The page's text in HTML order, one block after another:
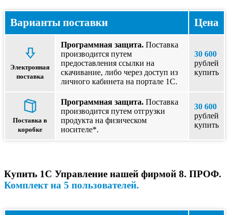
Варианты поставки Цена
Электронная
поставка
Программная защита. Поставка
производится путем
предоставления ссылки на
скачивание, либо через доступ из
личного кабинета на портале 1С.
30 600
рублей
купить
Поставка в
коробке
Программная защита. Поставка
производится путем отгрузки
продукта на физическом
носителе*.
30 600
рублей
купить
Купить 1С Управление нашей фирмой 8. ПРОФ.
Комплект на 5 пользователей.